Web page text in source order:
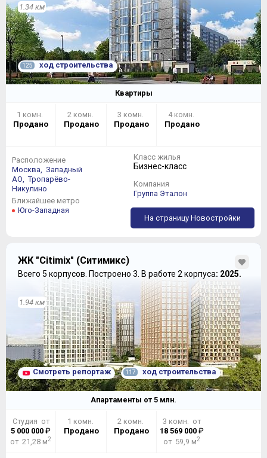
1.34 км
125 ход строительства
Квартиры
1 комн.
Продано
2 комн.
Продано
3 комн.
Продано
4 комн.
Продано
Расположение
Москва,
Западный
АО,
Тропарёво-
Никулино
Ближайшее метро
Юго-Западная
Класс жилья
Бизнес-класс
Компания
Группа Эталон
На страницу Новостройки
ЖК "Citimix" (Ситимикс)
Всего 5 корпусов. Построено 3. В работе 2 корпуса: 2025.
1.94 км
Смотреть репортаж 117 ход строительства
Апартаменты от 5 млн.
Студия от
5 000 000 ₽
от 21,28 м2
1 комн.
Продано
2 комн.
Продано
3 комн. от
18 569 000 ₽
от 59,9 м2